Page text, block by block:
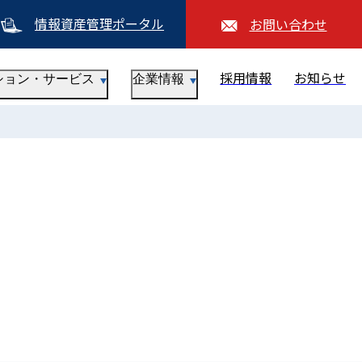
ョン・サービス 企業情報 採用情報 お知らせ
情報資産管理ポータル お問い合わせ